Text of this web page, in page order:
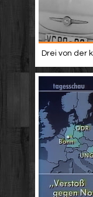
Drei von der